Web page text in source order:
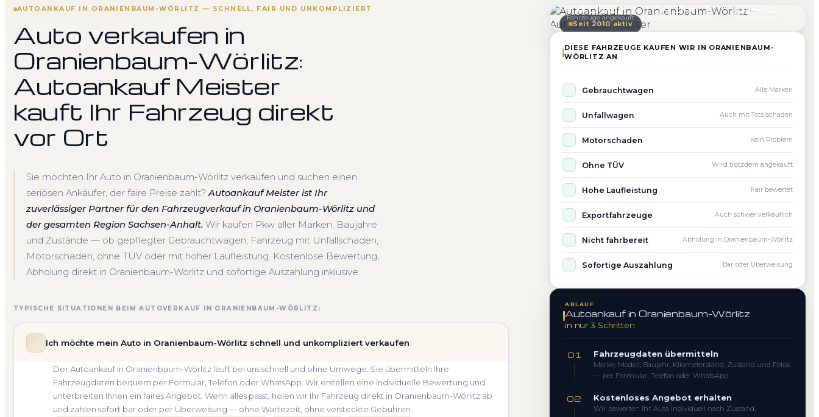
AUTOANKAUF IN ORANIENBAUM-WÖRLITZ — SCHNELL, FAIR UND UNKOMPLIZIERT
Auto verkaufen in
Oranienbaum-Wörlitz:
Autoankauf Meister
kauft Ihr Fahrzeug direkt
vor Ort
Sie möchten Ihr Auto in Oranienbaum-Wörlitz verkaufen und suchen einen
seriösen Ankäufer, der faire Preise zahlt?Autoankauf Meister ist Ihr
zuverlässiger Partner für den Fahrzeugverkauf in Oranienbaum-Wörlitz und
der gesamten Region Sachsen-Anhalt. Wir kaufen Pkw aller Marken, Baujahre
und Zustände — ob gepflegter Gebrauchtwagen, Fahrzeug mit Unfallschaden,
Motorschaden, ohne TÜV oder mit hoher Laufleistung. Kostenlose Bewertung,
Abholung direkt in Oranienbaum-Wörlitz und sofortige Auszahlung inklusive.
TYPISCHE SITUATIONEN BEIM AUTOVERKAUF IN ORANIENBAUM-WÖRLITZ:
Ich möchte mein Auto in Oranienbaum-Wörlitz schnell und unkompliziert verkaufen
Der Autoankauf in Oranienbaum-Wörlitz läuft bei uns schnell und ohne Umwege. Sie übermitteln Ihre
Fahrzeugdaten bequem per Formular, Telefon oder WhatsApp. Wir erstellen eine individuelle Bewertung und
unterbreiten Ihnen ein faires Angebot. Wenn alles passt, holen wir Ihr Fahrzeug direkt in Oranienbaum-Wörlitz ab
und zahlen sofort bar oder per Überweisung — ohne Wartezeit, ohne versteckte Gebühren.
Seit 2010 aktiv
4.800+
Fahrzeuge angekauft
4.9 ★ 98%
DIESE FAHRZEUGE KAUFEN WIR IN ORANIENBAUM-
WÖRLITZ AN
Gebrauchtwagen Alle Marken
Unfallwagen Auch mit Totalschaden
Motorschaden Kein Problem
Ohne TÜV Wird trotzdem angekauft
Hohe Laufleistung Fair bewertet
Exportfahrzeuge Auch schwer verkäuflich
Nicht fahrbereit Abholung in Oranienbaum-Wörlitz
Sofortige Auszahlung Bar oder Überweisung
ABLAUF
Autoankauf in Oranienbaum-Wörlitz
in nur 3 Schritten
01 Fahrzeugdaten übermitteln
Marke, Modell, Baujahr, Kilometerstand, Zustand und Fotos
— per Formular, Telefon oder WhatsApp
02 Kostenloses Angebot erhalten
Wir bewerten Ihr Auto individuell nach Zustand,